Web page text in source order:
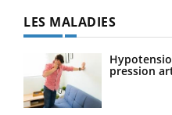
LES MALADIES
pression